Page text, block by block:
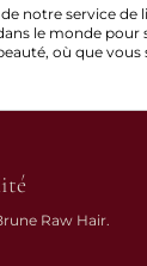
notre service de
le monde pour
où que vous
Raw Hair.